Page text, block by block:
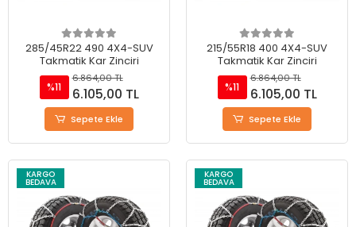
285/45R22 490 4X4-SUV
Takmatik Kar Zinciri
%11
6.864,00 TL
6.105,00 TL
Sepete Ekle
215/55R18 400 4X4-SUV
Takmatik Kar Zinciri
%11
6.864,00 TL
6.105,00 TL
Sepete Ekle
KARGO
BEDAVA
KARGO
BEDAVA